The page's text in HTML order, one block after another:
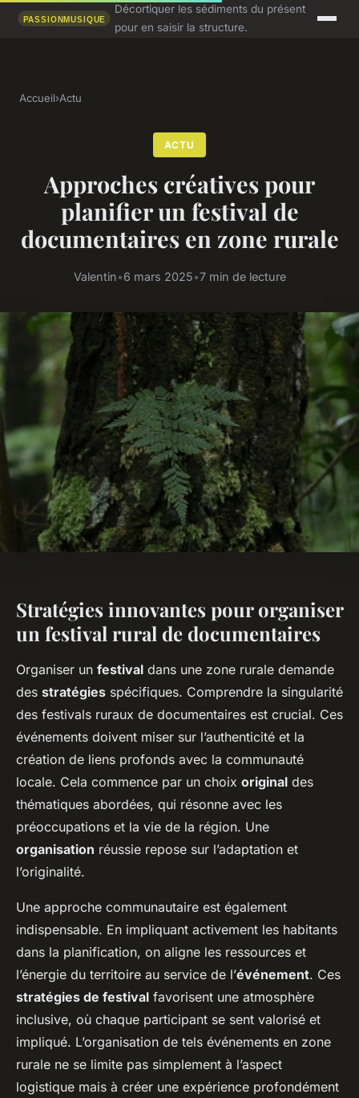
Décortiquer les sédiments du présent
pour en saisir la structure.
Accueil›Actu
ACTU
Approches créatives pour
planifier un festival de
documentaires en zone rurale
Valentin•6 mars 2025•7 min de lecture
Stratégies innovantes pour organiser
un festival rural de documentaires
Organiser un festival dans une zone rurale demande
des stratégies spécifiques. Comprendre la singularité
des festivals ruraux de documentaires est crucial. Ces
événements doivent miser sur l’authenticité et la
création de liens profonds avec la communauté
locale. Cela commence par un choix original des
thématiques abordées, qui résonne avec les
préoccupations et la vie de la région. Une
organisation réussie repose sur l’adaptation et
l’originalité.
Une approche communautaire est également
indispensable. En impliquant activement les habitants
dans la planification, on aligne les ressources et
l’énergie du territoire au service de l’événement. Ces
stratégies de festival favorisent une atmosphère
inclusive, où chaque participant se sent valorisé et
impliqué. L’organisation de tels événements en zone
rurale ne se limite pas simplement à l’aspect
logistique mais à créer une expérience profondément